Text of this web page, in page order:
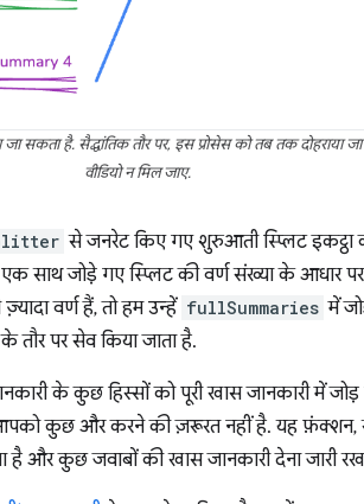
जा सकता है. सैद्धांतिक तौर पर, इस प्रोसेस को तब तक
वीडियो न मिल जाए.
से जनरेट किए गए शुरुआती स्प्लिट
साथ जोड़े गए स्प्लिट की वर्ण संख्या के आधार
वर्ण हैं, तो हम उन्हें fullSummaries में
के तौर पर सेव किया जाता है.
के कुछ हिस्सों को पूरी खास जानकारी में जोड़
कुछ और करने की ज़रूरत नहीं है. यह फ़ंक्शन,
है और कुछ जवाबों की खास जानकारी देना जारी